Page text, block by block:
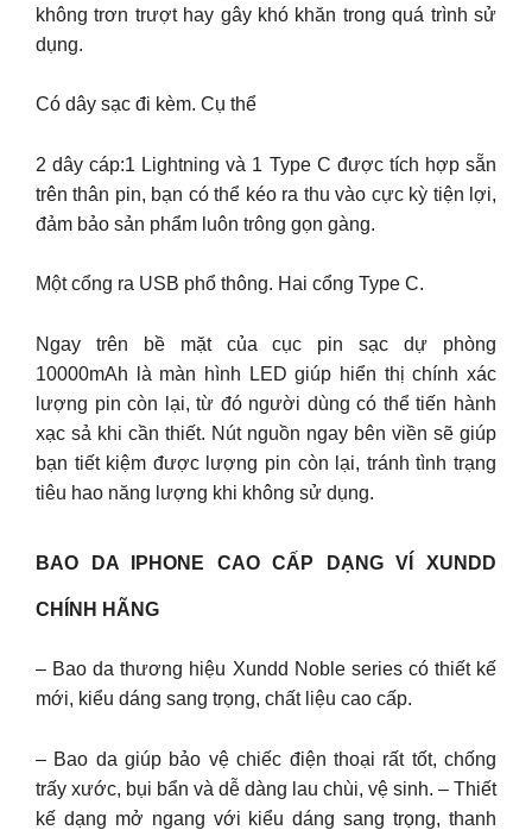
không trơn trượt hay gây khó khăn trong quá trình sử
dụng.
Có dây sạc đi kèm. Cụ thể
2 dây cáp:1 Lightning và 1 Type C được tích hợp sẵn
trên thân pin, bạn có thể kéo ra thu vào cực kỳ tiện lợi,
đảm bảo sản phẩm luôn trông gọn gàng.
Một cổng ra USB phổ thông. Hai cổng Type C.
Ngay trên bề mặt của cục pin sạc dự phòng
10000mAh là màn hình LED giúp hiển thị chính xác
lượng pin còn lại, từ đó người dùng có thể tiến hành
xạc sả khi cần thiết. Nút nguồn ngay bên viền sẽ giúp
bạn tiết kiệm được lượng pin còn lại, tránh tình trạng
tiêu hao năng lượng khi không sử dụng.
BAO DA IPHONE CAO CẤP DẠNG VÍ XUNDD
CHÍNH HÃNG
– Bao da thương hiệu Xundd Noble series có thiết kế
mới, kiểu dáng sang trọng, chất liệu cao cấp.
– Bao da giúp bảo vệ chiếc điện thoại rất tốt, chống
trấy xước, bụi bẩn và dễ dàng lau chùi, vệ sinh. – Thiết
kế dạng mở ngang với kiểu dáng sang trọng, thanh